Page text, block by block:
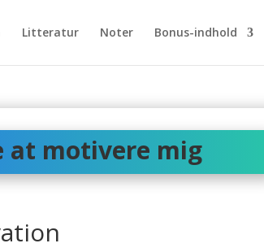
Litteratur Noter Bonus-indhold
at motivere mig